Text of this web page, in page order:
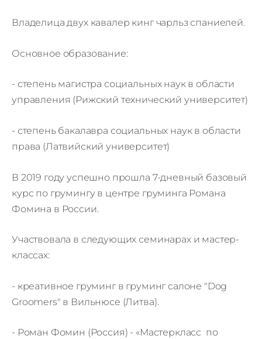
Владелица двух кавалер кинг чарльз спаниелей.
Основное образование:
- степень магистра социальных наук в области
управления (Рижский технический университет)
- степень бакалавра социальных наук в области
права (Латвийский университет)
В 2019 году успешно прошла 7-дневный базовый
курс по грумингу в центре груминга Романа
Фомина в России.
Участвовала в следующих семинарах и мастер-
классах:
- креативное груминг в груминг салоне "Dog
Groomers" в Вильнюсе (Литва).
- Роман Фомин (Россия) - «Мастеркласс по